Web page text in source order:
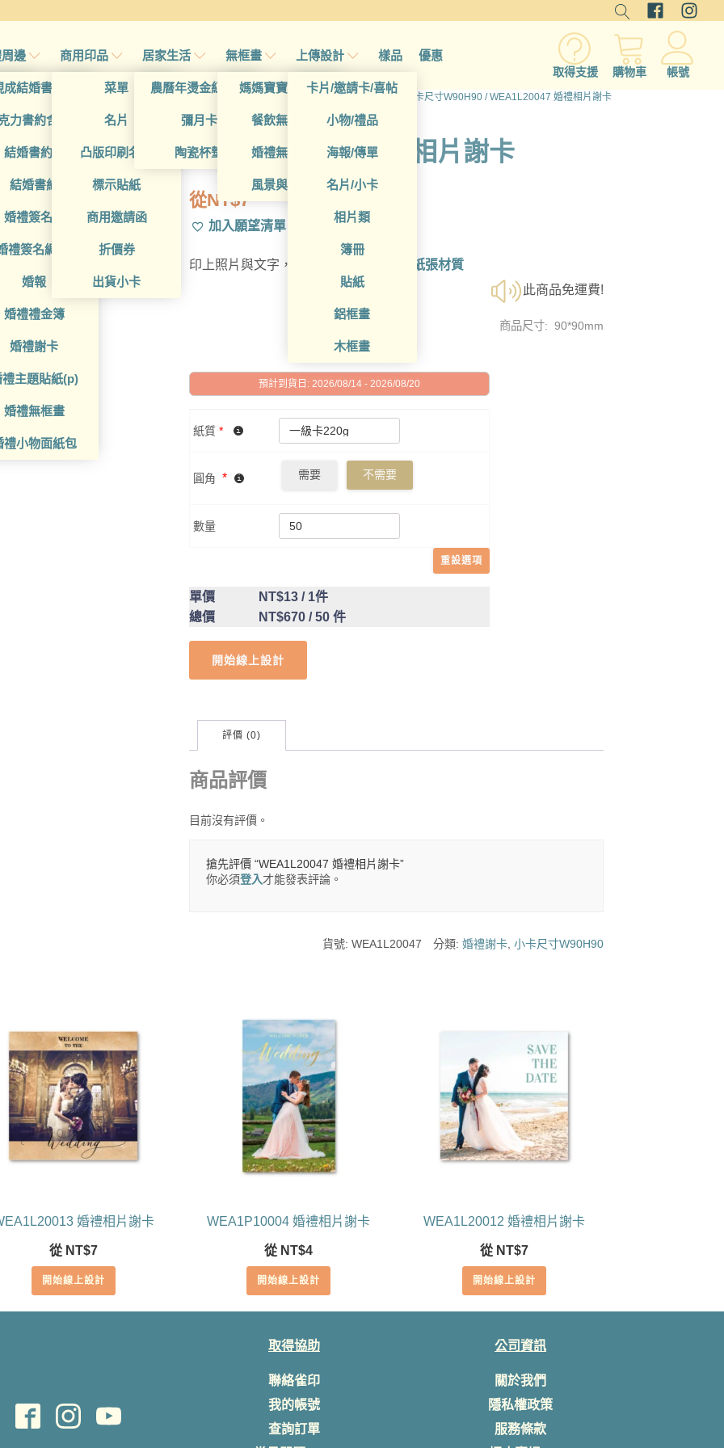
邊
成結婚書約夾
力書約含木座
結婚書約組
結婚書約
婚禮簽名簿
禮簽名綢(p)
婚報
婚禮禮金簿
婚禮謝卡
禮主題貼紙(p)
婚禮無框畫
禮小物面紙包
商用印品
菜單
名片
凸版印刷名片
標示貼紙
商用邀請函
折價券
出貨小卡
居家生活
農曆年燙金紅包袋
彌月卡
陶瓷杯墊
無框畫
媽媽寶寶無框畫
餐飲無框畫
婚禮無框畫
風景與藝術
上傳設計
卡片/邀請卡/喜帖
小物/禮品
海報/傳單
名片/小卡
相片類
簿冊
貼紙
鋁框畫
木框畫
樣品 優惠
取得支援 購物車 帳號
首頁 所有產品/名片/小卡(p) 小卡尺寸W90H90 / WEA1L20047 婚禮相片謝卡
WEA1L20047 婚禮相片謝卡
從NT$7
加入願望清單
印上照片與文字，活潑多變的設計
了解紙張材質
此商品免運費!
商品尺寸: 90*90mm
預計到貨日: 2026/08/14 - 2026/08/20
紙質 *
圓角 * 需要 不需要
數量
重設選項
單價 NT$13 / 1件
總價
NT$670 / 50 件
開始線上設計
評價 (0)
商品評價
目前沒有評價。
搶先評價 “WEA1L20047 婚禮相片謝卡”
你必須登入才能發表評論。
貨號:WEA1L20047 分類:婚禮謝卡,小卡尺寸W90H90
婚禮相片謝卡
從 NT$7
開始線上設計
WEA1P10004 婚禮相片謝卡
從 NT$4
開始線上設計
WEA1L20012 婚禮相片謝卡
從 NT$7
開始線上設計
取得協助
聯絡雀印
我的帳號
查詢訂單
公司資訊
關於我們
隱私權政策
服務條款